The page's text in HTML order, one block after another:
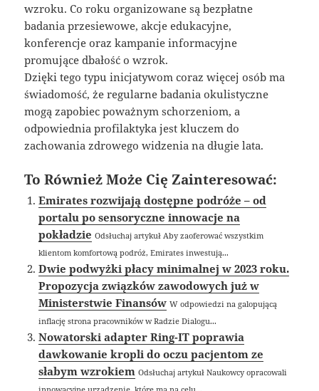
wzroku. Co roku organizowane są bezpłatne
badania przesiewowe, akcje edukacyjne,
konferencje oraz kampanie informacyjne
promujące dbałość o wzrok.
Dzięki tego typu inicjatywom coraz więcej osób ma
świadomość, że regularne badania okulistyczne
mogą zapobiec poważnym schorzeniom, a
odpowiednia profilaktyka jest kluczem do
zachowania zdrowego widzenia na długie lata.
To Również Może Cię Zainteresować:
Emirates rozwijają dostępne podróże – od
portalu po sensoryczne innowacje na
pokładzie Odsłuchaj artykuł Aby zaoferować wszystkim
klientom komfortową podróż, Emirates inwestują...
Dwie podwyżki płacy minimalnej w 2023 roku.
Propozycja związków zawodowych już w
Ministerstwie Finansów W odpowiedzi na galopującą
inflację strona pracowników w Radzie Dialogu...
Nowatorski adapter Ring-IT poprawia
dawkowanie kropli do oczu pacjentom ze
słabym wzrokiem Odsłuchaj artykuł Naukowcy opracowali